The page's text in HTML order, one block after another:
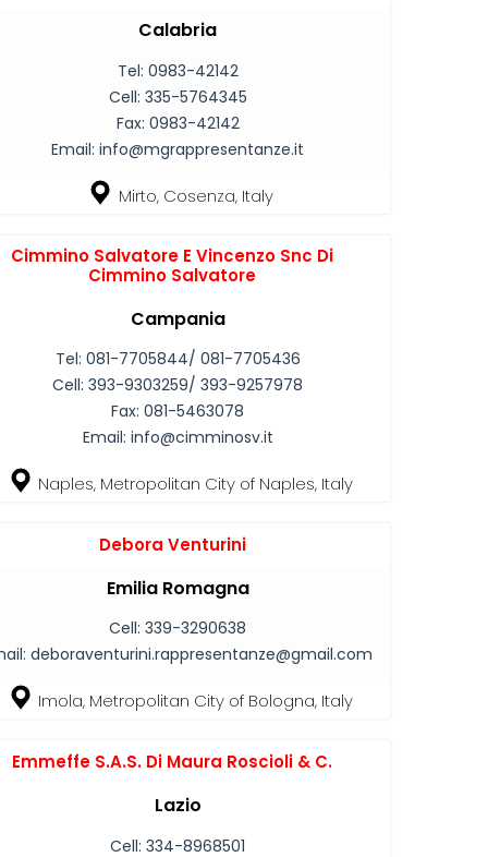
Calabria
Tel: 0983-42142
Cell: 335-5764345
Fax: 0983-42142
Email:info@mgrappresentanze.it
Mirto, Cosenza, Italy
Cimmino Salvatore E Vincenzo Snc Di
Cimmino Salvatore
Campania
Tel: 081-7705844/ 081-7705436
Cell:393-9303259/ 393-9257978
Fax:081-5463078
Email: info@cimminosv.it
Naples, Metropolitan City of Naples, Italy
Debora Venturini
Emilia Romagna
Cell:339-3290638
deboraventurini.rappresentanze@gmail.com
Imola, Metropolitan City of Bologna, Italy
Emmeffe S.A.S. Di Maura Roscioli & C.
Lazio
Cell:334-8968501